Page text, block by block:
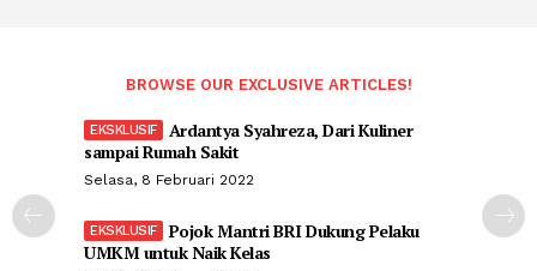
BROWSE OUR EXCLUSIVE ARTICLES!
Ardantya Syahreza, Dari Kuliner
sampai Rumah Sakit
Selasa, 8 Februari 2022
Pojok Mantri BRI Dukung Pelaku
UMKM untuk Naik Kelas